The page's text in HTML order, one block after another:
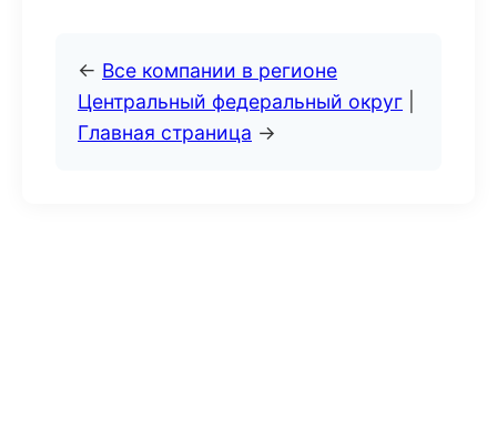
← Все компании в регионе
Центральный федеральный округ
Главная страница →